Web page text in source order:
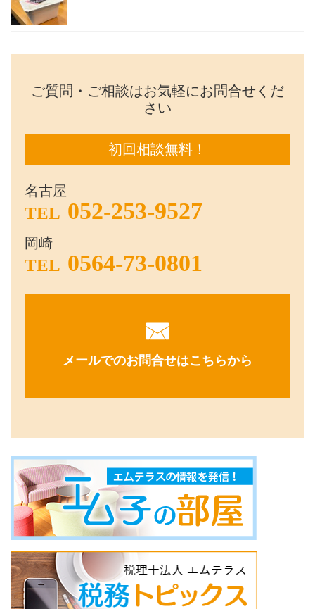
ご質問・ご相談はお気軽にお問合せくだ
さい
初回相談無料！
名古屋
TEL 052-253-9527
岡崎
TEL 0564-73-0801
メールでのお問合せはこちらから